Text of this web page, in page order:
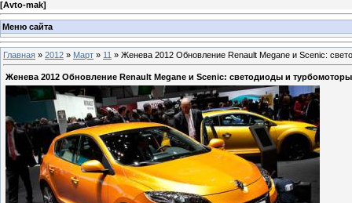
[Avto-mak]
Меню сайта
Главная » 2012 » Март » 11 » Женева 2012 Обновление Renault Megane и Scenic:
Женева 2012 Обновление Renault Megane и Scenic: светодиоды и турбомоторы